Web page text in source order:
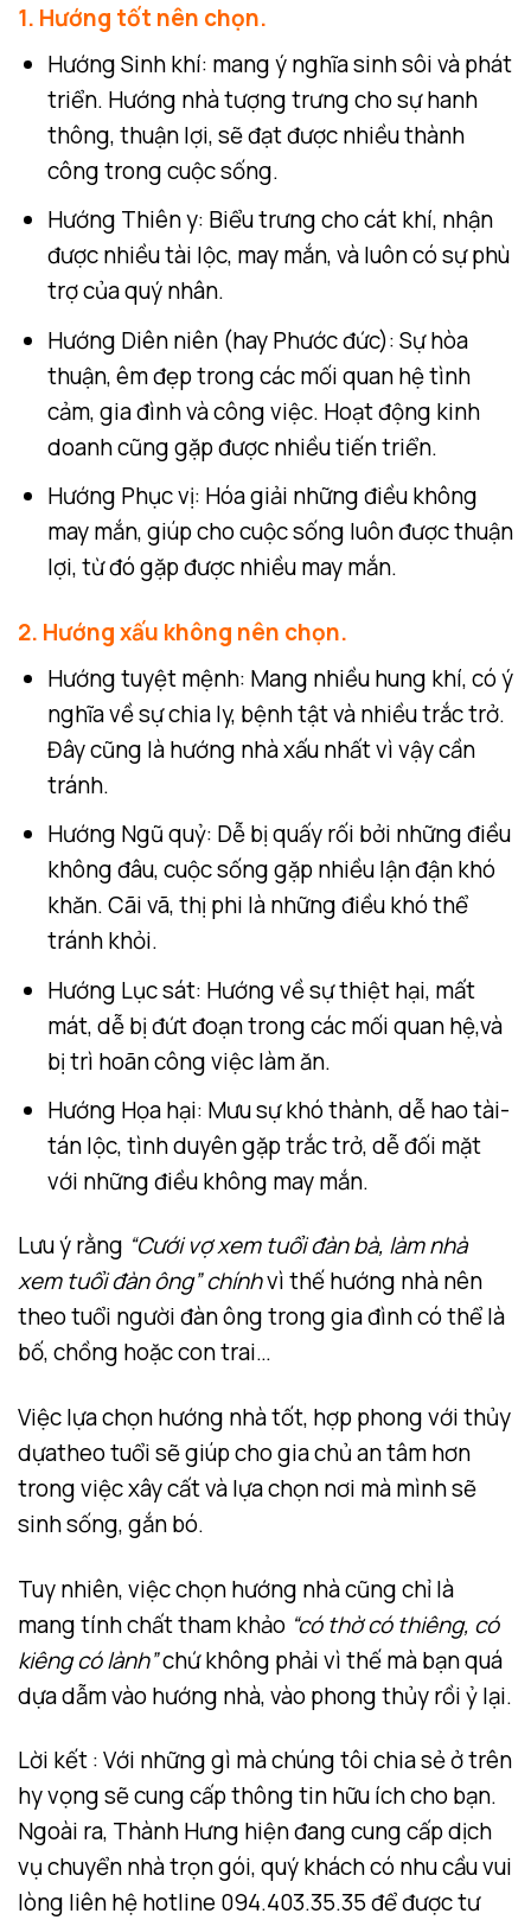
1. Hướng tốt nên chọn.
Hướng Sinh khí: mang ý nghĩa sinh sôi và phát
triển. Hướng nhà tượng trưng cho sự hanh
thông, thuận lợi, sẽ đạt được nhiều thành
công trong cuộc sống.
Hướng Thiên y: Biểu trưng cho cát khí, nhận
được nhiều tài lộc, may mắn, và luôn có sự phù
trợ của quý nhân.
Hướng Diên niên (hay Phước đức): Sự hòa
thuận, êm đẹp trong các mối quan hệ tình
cảm, gia đình và công việc. Hoạt động kinh
doanh cũng gặp được nhiều tiến triển.
Hướng Phục vị: Hóa giải những điều không
may mắn, giúp cho cuộc sống luôn được thuận
lợi, từ đó gặp được nhiều may mắn.
2. Hướng xấu không nên chọn.
Hướng tuyệt mệnh: Mang nhiều hung khí, có ý
nghĩa về sự chia ly, bệnh tật và nhiều trắc trở.
Đây cũng là hướng nhà xấu nhất vì vậy cần
tránh.
Hướng Ngũ quỷ: Dễ bị quấy rối bởi những điều
không đâu, cuộc sống gặp nhiều lận đận khó
khăn. Cãi vã, thị phi là những điều khó thể
tránh khỏi.
Hướng Lục sát: Hướng về sự thiệt hại, mất
mát, dễ bị đứt đoạn trong các mối quan hệ,và
bị trì hoãn công việc làm ăn.
Hướng Họa hại: Mưu sự khó thành, dễ hao tài-
tán lộc, tình duyên gặp trắc trở, dễ đối mặt
với những điều không may mắn.
Lưu ý rằng “Cưới vợ xem tuổi đàn bà, làm nhà
xem tuổi đàn ông” chínhvì thế hướng nhà nên
theo tuổi người đàn ông trong gia đình có thể là
bố, chồng hoặc con trai…
Việc lựa chọn hướng nhà tốt, hợp phong với thủy
dựatheo tuổisẽ giúp cho gia chủ an tâm hơn
trong việc xây cất và lựa chọn nơi mà mình sẽ
sinh sống, gắn bó.
Tuy nhiên, việc chọn hướng nhà cũng chỉ là
mang tính chất tham khảo “có thờ có thiêng, có
kiêng có lành”chứ không phải vì thế mà bạn quá
dựa dẫm vào hướng nhà, vào phong thủy rồi ỷ lại.
Lời kết : Với những gì mà chúng tôi chia sẻ ở trên
hy vọng sẽ cung cấp thông tin hữu ích cho bạn.
Ngoài ra, Thành Hưng hiện đang cung cấp dịch
vụ chuyển nhà trọn gói, quý khách có nhu cầu vui
lòng liên hệ hotline 094.403.35.35 để được tư